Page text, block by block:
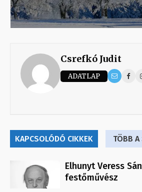
Csrefkó Judit
ADATLAP
KAPCSOLÓDÓ CIKKEK TÖBB A
Elhunyt Veress
festőművész